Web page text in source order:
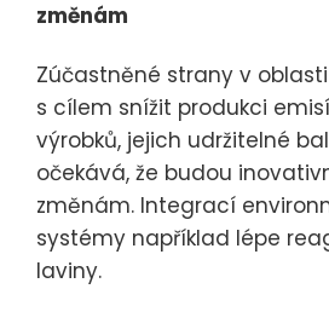
změnám
Zúčastněné strany v
s cílem snížit produkci
výrobků, jejich udržitelné
očekává, že budou
změnám. Integrací
systémy například lépe
laviny.